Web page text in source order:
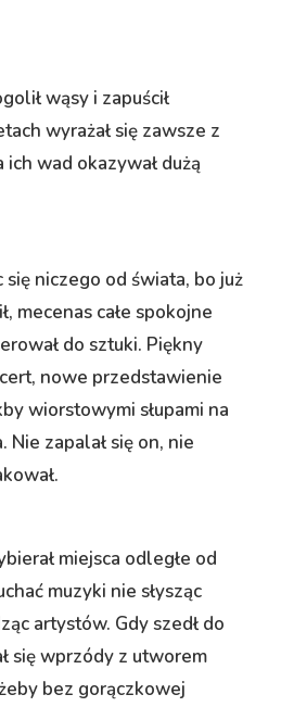
wąsy i zapuścił
wyrażał się zawsze z
wad okazywał dużą
niczego od świata, bo już
mecenas całe spokojne
do sztuki. Piękny
nowe przedstawienie
wiorstowymi słupami na
Nie zapalał się on, nie
miejsca odległe od
muzyki nie słysząc
artystów. Gdy szedł do
się wprzódy z utworem
bez gorączkowej